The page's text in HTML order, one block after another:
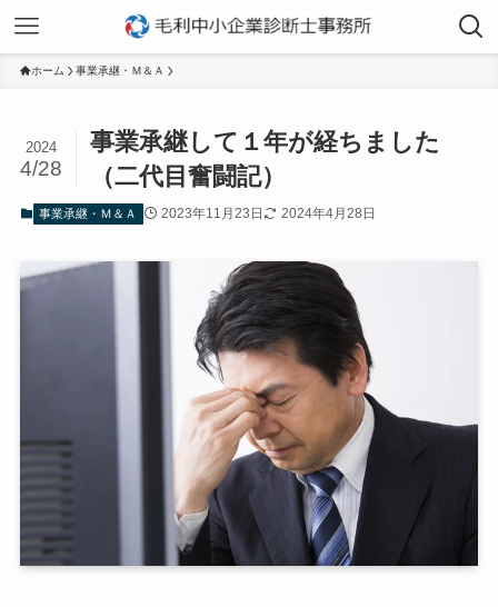
ホーム 事業承継・Ｍ＆Ａ
事業承継して１年が経ちました
（二代目奮闘記）
2024
4/28
事業承継・Ｍ＆Ａ 2023年11月23日 2024年4月28日